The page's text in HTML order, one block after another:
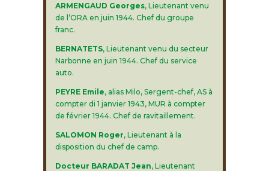
ARMENGAUD Georges, Lieutenant venu
de l’ORA en juin 1944. Chef du groupe
franc.
BERNATETS, Lieutenant venu du secteur
Narbonne en juin 1944. Chef du service
auto.
PEYRE Emile, alias Milo, Sergent-chef, AS à
compter di 1 janvier 1943, MUR à compter
de février 1944. Chef de ravitaillement.
SALOMON Roger, Lieutenant à la
disposition du chef de camp.
Docteur BARADAT Jean, Lieutenant